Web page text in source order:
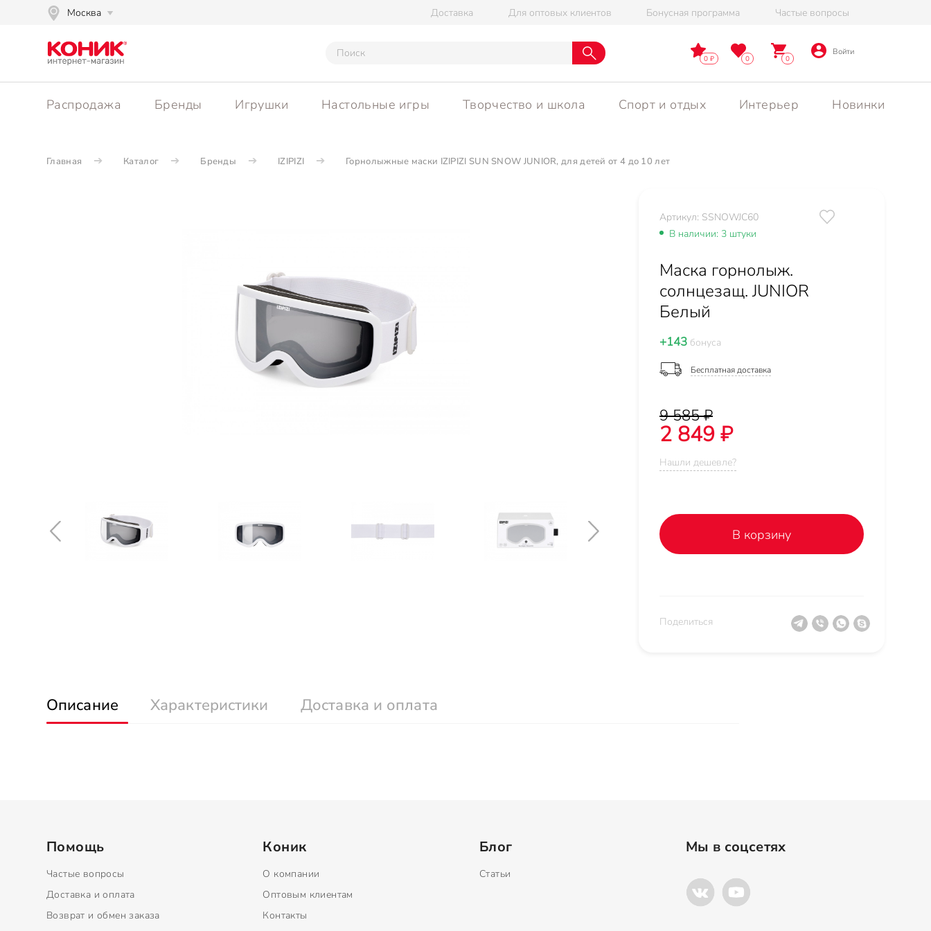
Москва Доставка Для оптовых клиентов Бонусная программа Частые вопросы
0 0 0
Войти
Распродажа Бренды Игрушки Настольные игры Творчество и школа Спорт и отдых Интерьер Новинки
Главная Каталог Бренды IZIPIZI Горнолыжные маски IZIPIZI SUN SNOW JUNIOR, для детей от 4 до 10 лет
Артикул: SSNOWJC60
В наличии: 3 штуки
Маска горнолыж.
солнцезащ. JUNIOR
Белый
+143бонуса
Бесплатная доставка
9 585 ₽
2 849 ₽
Нашли дешевле?
В корзину
Поделиться
Описание Характеристики Доставка и оплата
Помощь
Частые вопросы
Доставка и оплата
Возврат и обмен заказа
Коник
О компании
Оптовым клиентам
Контакты
Блог
Статьи
Мы в соцсетях